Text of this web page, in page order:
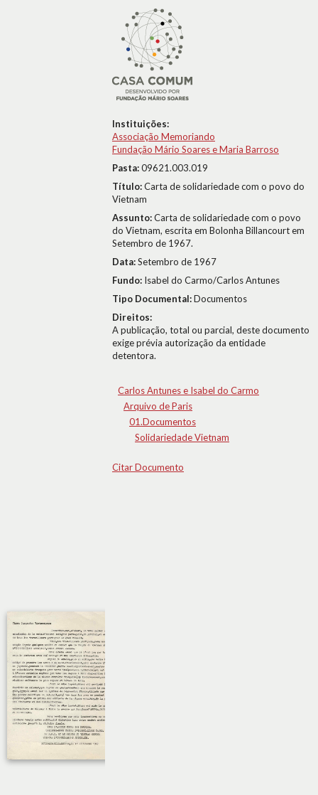
Instituições:
Associação Memoriando
Fundação Mário Soares e Maria Barroso
Pasta:09621.003.019
Título:Carta de solidariedade com o povo do
Vietnam
Assunto:Carta de solidariedade com o povo
do Vietnam, escrita em Bolonha Billancourt em
Setembro de 1967.
Data:Setembro de 1967
Fundo: Isabel do Carmo/Carlos Antunes
Tipo Documental:Documentos
Direitos:
A publicação, total ou parcial, deste documento
exige prévia autorização da entidade
detentora.
Carlos Antunes e Isabel do Carmo
Arquivo de Paris
01.Documentos
Solidariedade Vietnam
Citar Documento